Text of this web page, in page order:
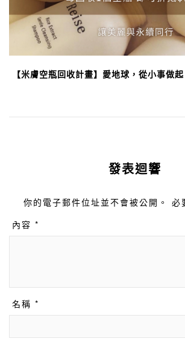
【米膚空瓶回收計畫】愛地球，從小事做起
發表迴響
你的電子郵件位址並不會被公開。 必
內容 *
名稱 *